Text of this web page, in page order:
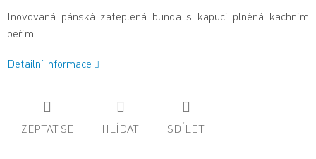
Inovovaná pánská zateplená bunda s kapucí plněná kachním
peřím.
Detailní informace
ZEPTAT SE HLÍDAT SDÍLET